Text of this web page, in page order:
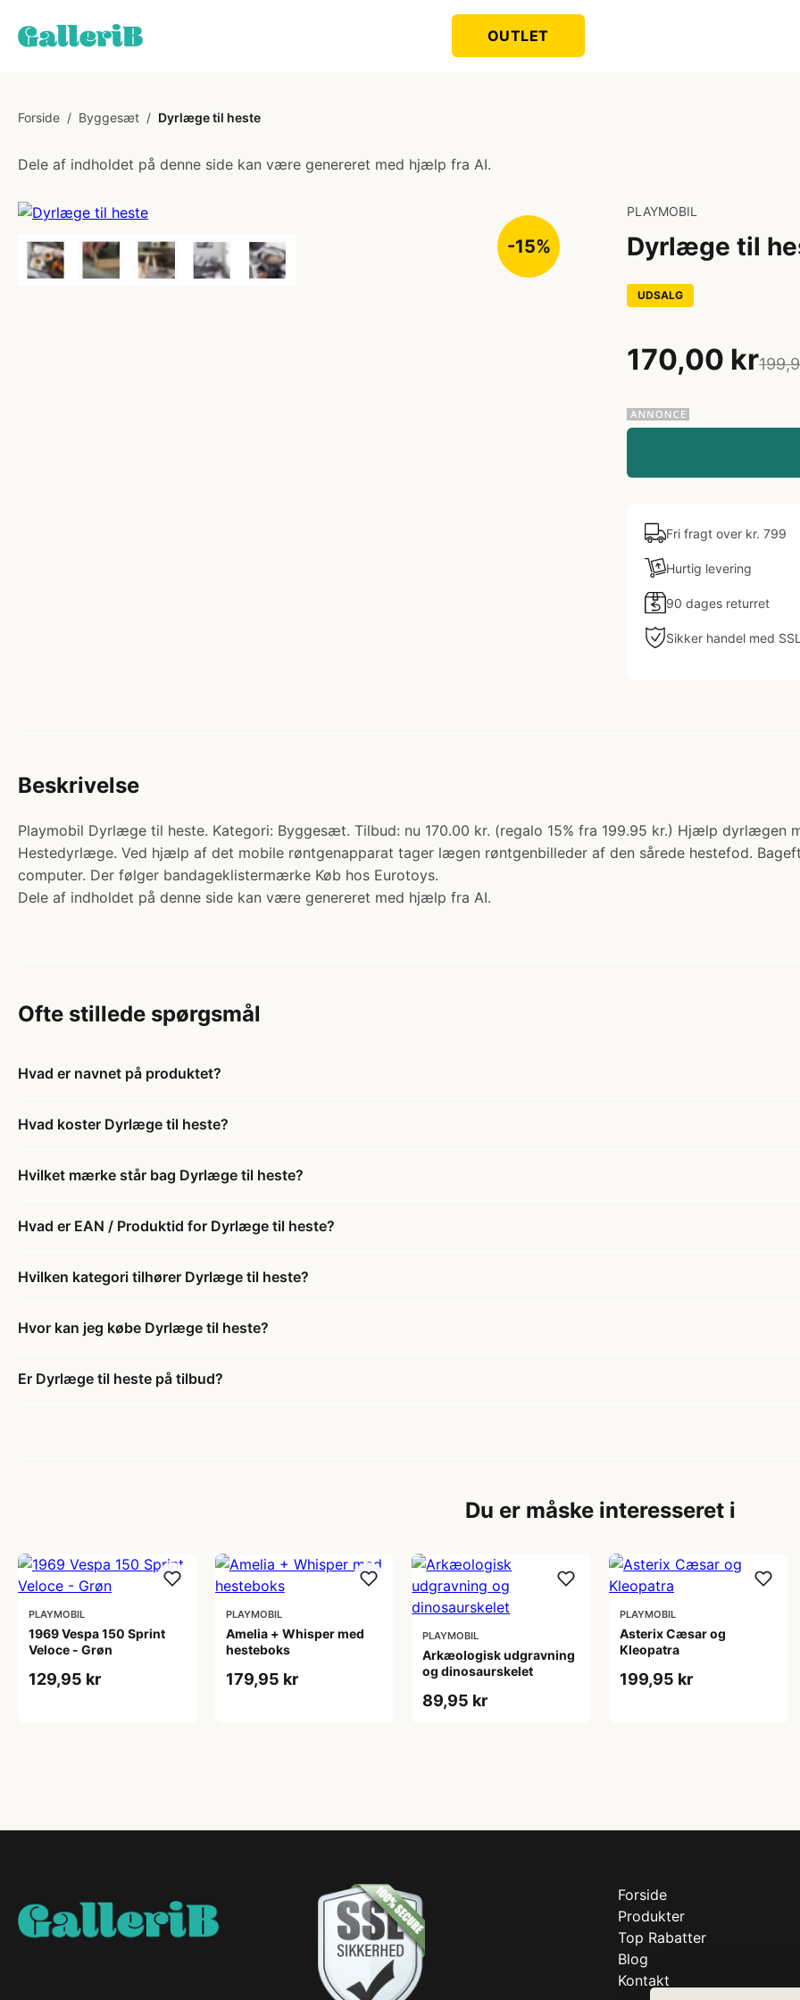
OUTLET
Forside / Byggesæt / Dyrlæge til heste
Dele af indholdet på denne side kan være genereret med hjælp fra AI.
-15%
PLAYMOBIL
Dyrlæge til
UDSALG
170,00 kr
Fri fragt over kr. 799
Hurtig levering
90 dages returret
Sikker handel med SSL
Beskrivelse
Playmobil Dyrlæge til heste. Kategori: Byggesæt. Tilbud: nu 170.00 kr. (regalo 15% fra 199.95 kr.) Hjælp dyrlægen
Hestedyrlæge. Ved hjælp af det mobile røntgenapparat tager lægen røntgenbilleder af den sårede hestefod.
computer. Der følger bandageklistermærke Køb hos Eurotoys.
Dele af indholdet på denne side kan være genereret med hjælp fra AI.
Ofte stillede spørgsmål
Hvad er navnet på produktet?
Hvad koster Dyrlæge til heste?
Hvilket mærke står bag Dyrlæge til heste?
Hvad er EAN / Produktid for Dyrlæge til heste?
Hvilken kategori tilhører Dyrlæge til heste?
Hvor kan jeg købe Dyrlæge til heste?
Er Dyrlæge til heste på tilbud?
Du er måske interesseret i
PLAYMOBIL
1969 Vespa 150 Sprint
Veloce - Grøn
129,95 kr
PLAYMOBIL
Amelia + Whisper med
hesteboks
179,95 kr
PLAYMOBIL
Arkæologisk udgravning
og dinosaurskelet
89,95 kr
PLAYMOBIL
Asterix Cæsar og
Kleopatra
199,95 kr
Forside
Produkter
Top Rabatter
Blog
Kontakt